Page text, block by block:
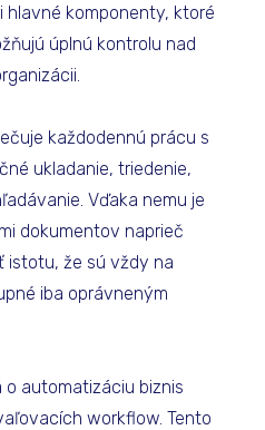
hlavné komponenty, ktoré
úplnú kontrolu nad
každodennú prácu s
ukladanie, triedenie,
Vďaka nemu je
dokumentov naprieč
istotu, že sú vždy na
iba oprávneným
o automatizáciu biznis
workflow. Tento